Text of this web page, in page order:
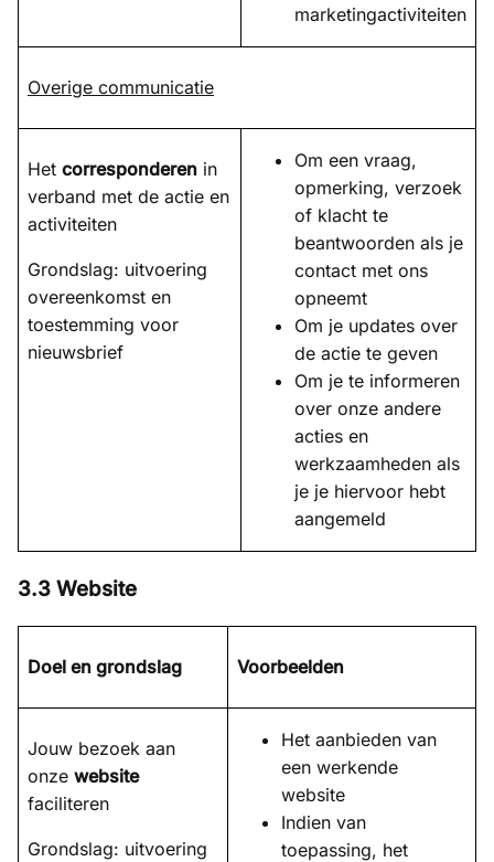
marketingactiviteiten
Overige communicatie
Het corresponderen in
verband met de actie en
activiteiten
Grondslag: uitvoering
overeenkomst en
toestemming voor
nieuwsbrief
Om een vraag,
opmerking, verzoek
of klacht te
beantwoorden als je
contact met ons
opneemt
Om je updates over
de actie te geven
Om je te informeren
over onze andere
acties en
werkzaamheden als
je je hiervoor hebt
aangemeld
3.3 Website
Doel en grondslag Voorbeelden
Jouw bezoek aan
onze website
faciliteren
Grondslag: uitvoering
Het aanbieden van
een werkende
website
Indien van
toepassing, het